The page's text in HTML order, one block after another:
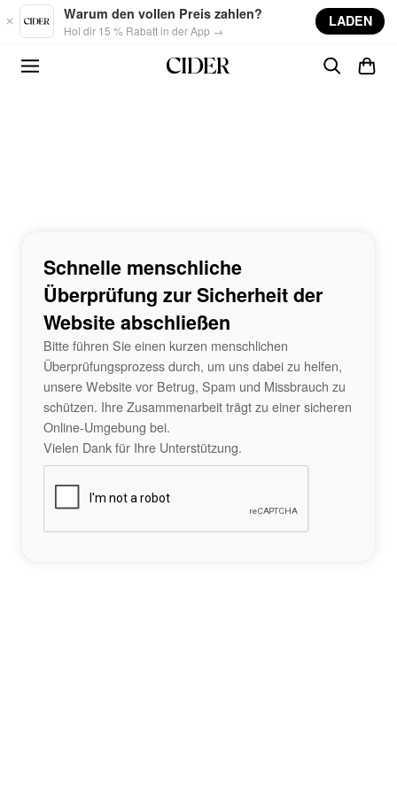
Skip to main content
Warum den vollen Preis zahlen?
Hol dir 15 % Rabatt in der App →
LADEN
Schnelle menschliche
Überprüfung zur Sicherheit der
Website abschließen
Bitte führen Sie einen kurzen menschlichen
Überprüfungsprozess durch, um uns dabei zu helfen,
unsere Website vor Betrug, Spam und Missbrauch zu
schützen. Ihre Zusammenarbeit trägt zu einer sicheren
Online-Umgebung bei.
Vielen Dank für Ihre Unterstützung.